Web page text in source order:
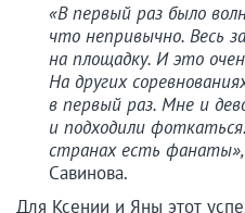
«В первый раз было
что непривычно. Весь
на площадку. И это
На других
в первый раз. Мне и
и подходили
странах есть
Савинова.
Для Ксении и Яны этот